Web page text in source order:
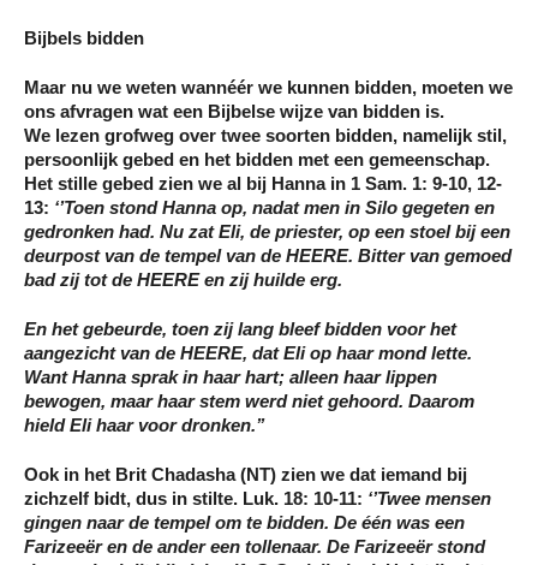
Bijbels bidden
Maar nu we weten wannéér we kunnen bidden, moeten we
ons afvragen wat een Bijbelse wijze van bidden is.
We lezen grofweg over twee soorten bidden, namelijk stil,
persoonlijk gebed en het bidden met een gemeenschap.
Het stille gebed zien we al bij Hanna in 1 Sam. 1: 9-10, 12-
13: ‘’Toen stond Hanna op, nadat men in Silo gegeten en
gedronken had. Nu zat Eli, de priester, op een stoel bij een
deurpost van de tempel van de HEERE. Bitter van gemoed
bad zijtot de HEERE en zij huilde erg.
En het gebeurde, toen zij lang bleef bidden voor het
aangezicht van de HEERE, dat Eli op haar mond lette.
WantHanna sprak in haar hart; alleen haar lippen
bewogen, maar haar stem werd niet gehoord. Daarom
hield Eli haar voor dronken.’’
Ook in het Brit Chadasha (NT) zien we dat iemand bij
zichzelf bidt, dus in stilte. Luk. 18: 10-11: ‘’Twee mensen
gingen naar de tempel om te bidden. De één was een
Farizeeër en de ander een tollenaar. De Farizeeër stond